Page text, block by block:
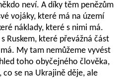
neví. A díky těm penězům
vojáky, které má na území
náklady, které s nimi má.
Ruskem, které převážná část
My tam nemůžeme vyvést
toho obyčejného člověka,
se na Ukrajině děje, ale